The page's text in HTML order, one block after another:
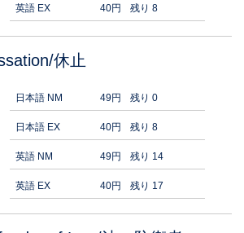
英語 EX 40円 残り 8
休止
日本語 NM 49円 残り 0
日本語 EX 40円 残り 8
英語 NM 49円 残り 14
英語 EX 40円 残り 17